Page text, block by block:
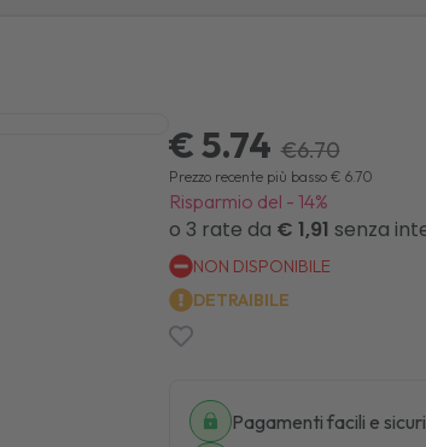
€ 5.74 €6.70
Prezzo recente più basso€ 6.70
Risparmio del - 14%
NON DISPONIBILE
DETRAIBILE
Pagamenti facili e sicuri